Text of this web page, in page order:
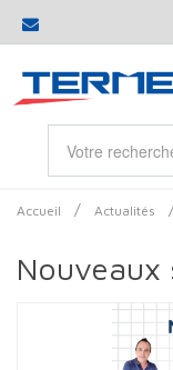
Accueil / Actualités
Nouveaux